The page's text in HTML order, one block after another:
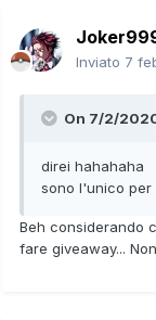
Inviato 7
On 7/2/
direi hahahaha
sono l'unico per
Beh considerando
fare giveaway...